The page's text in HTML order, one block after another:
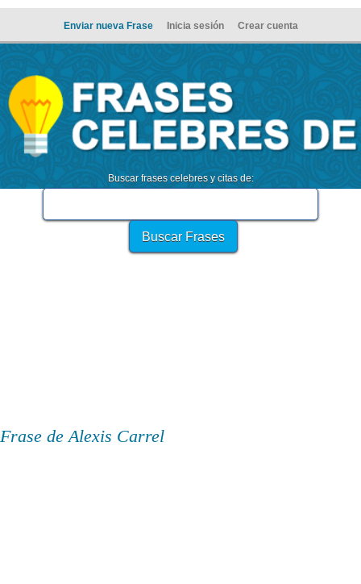
Enviar nueva Frase Inicia sesión Crear cuenta
Buscar frases celebres y citas de:
Frase de Alexis Carrel